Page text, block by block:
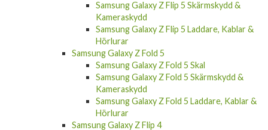
Samsung Galaxy Z Flip 5 Skärmskydd &
Kameraskydd
Samsung Galaxy Z Flip 5 Laddare, Kablar &
Hörlurar
Samsung Galaxy Z Fold 5
Samsung Galaxy Z Fold 5 Skal
Samsung Galaxy Z Fold 5 Skärmskydd &
Kameraskydd
Samsung Galaxy Z Fold 5 Laddare, Kablar &
Hörlurar
Samsung Galaxy Z Flip 4